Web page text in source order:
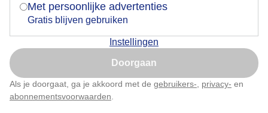
Met persoonlijke advertenties
Gratis blijven gebruiken
Instellingen
Doorgaan
Als je doorgaat, ga je akkoord met de gebruikers- privacy- en
abonnementsvoorwaarden
Lente
Zomer
Nu niet, misschien later
Klik hierom dit aan te passen